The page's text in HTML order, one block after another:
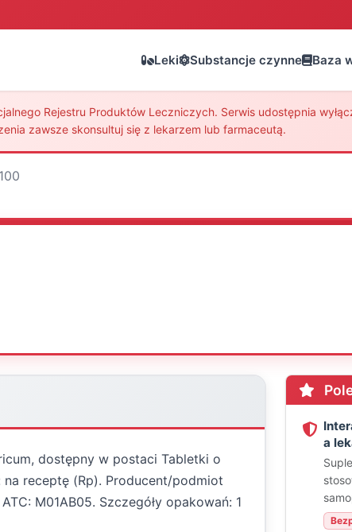
Leki Substancje czynne Baza
Rejestru Produktów Leczniczych. Serwis udostępnia
zawsze skonsultuj się z lekarzem lub farmaceutą.
dostępny w postaci Tabletki o
receptę (Rp). Producent/podmiot
M01AB05. Szczegóły opakowań: 1
a